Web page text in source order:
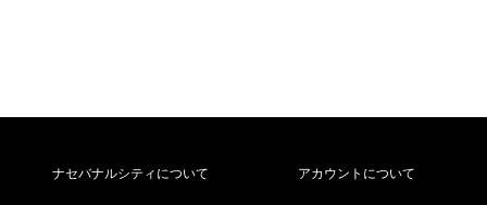
ナセバナルシティについて アカウントについて